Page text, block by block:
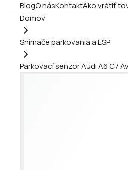
BlogO násKontaktAko vrátiť
Domov
Snímače parkovania a ESP
Parkovací senzor Audi A6 C7